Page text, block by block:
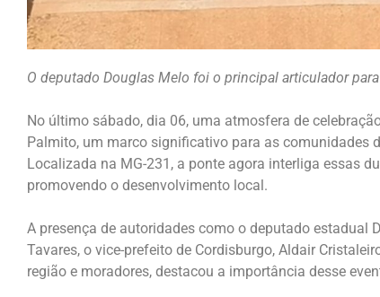
O deputado Douglas Melo foi o principal articulador
No último sábado, dia 06, uma atmosfera de
Palmito, um marco significativo para as comunidades
Localizada na MG-231, a ponte agora interliga essas
promovendo o desenvolvimento local.
A presença de autoridades como o deputado estadual
Tavares, o vice-prefeito de Cordisburgo, Aldair
região e moradores, destacou a importância desse